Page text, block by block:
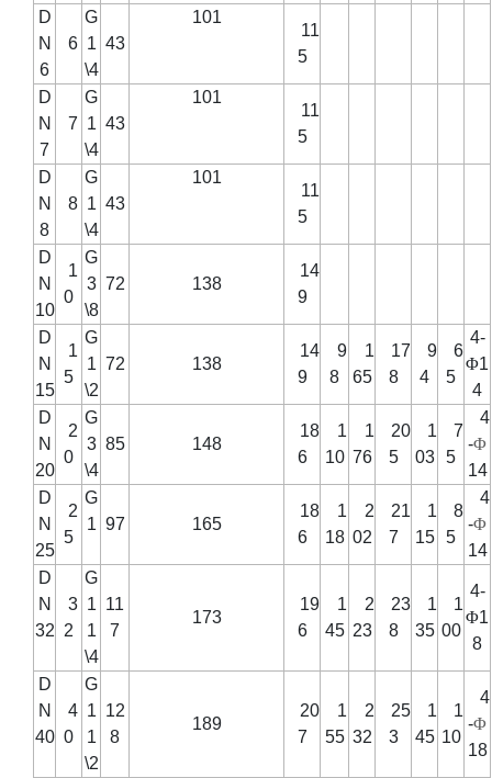
D
N
6
6
G
1
\4
43
101
11
5
D
N
7
7
G
1
\4
43
101
11
5
D
N
8
8
G
1
\4
43
101
11
5
D
N
10
1
0
G
3
\8
72 138
14
9
D
N
15
1
5
G
1
\2
72 138
14
9
9
8
1
65
17
8
9
4
6
5
4-
Φ1
4
D
N
20
2
0
G
3
\4
85 148
18
6
1
10
1
76
20
5
1
03
7
5
4
-Φ
14
D
N
25
2
5
G
1 97 165
18
6
1
18
2
02
21
7
1
15
8
5
4
-Φ
14
D
N
32
3
2
G
1
1
\4
11
7
173
19
6
1
45
2
23
23
8
1
35
1
00
4-
Φ1
8
D
N
40
4
0
G
1
1
\2
12
8
189
20
7
1
55
2
32
25
3
1
45
1
10
4
-Φ
18